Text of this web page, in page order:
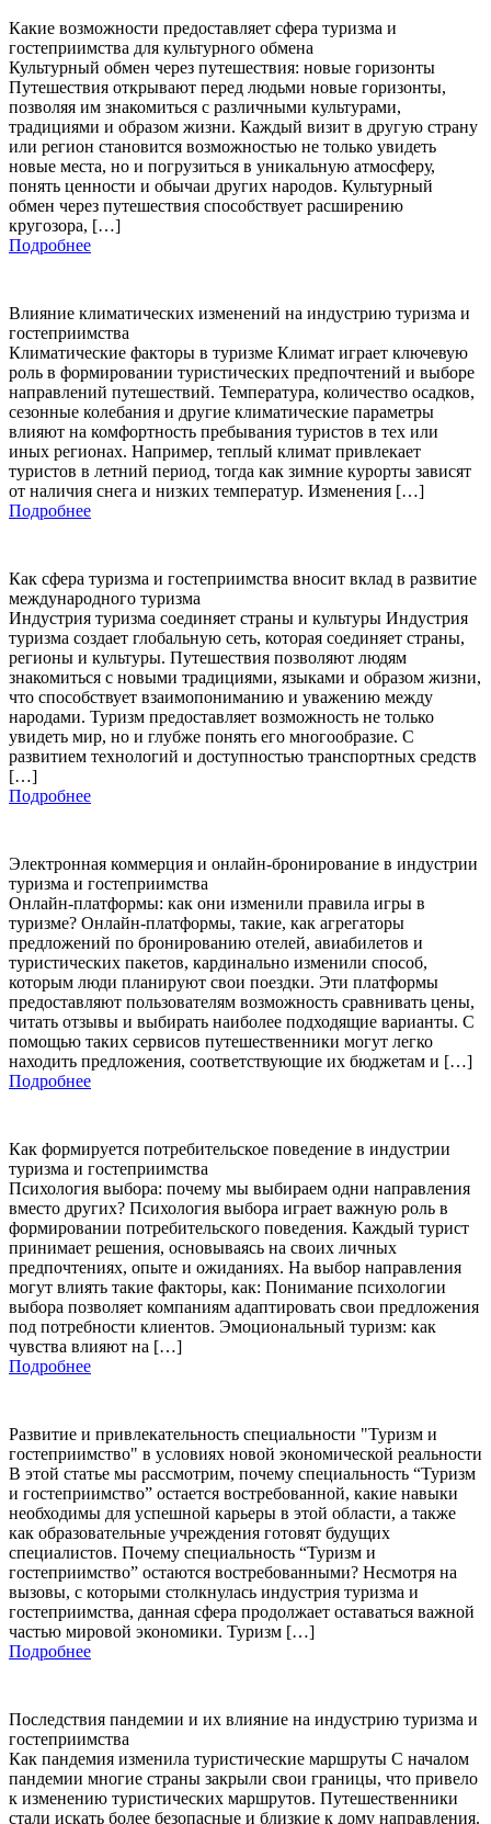
Какие возможности предоставляет сфера туризма и
гостеприимства для культурного обмена
Культурный обмен через путешествия: новые горизонты
Путешествия открывают перед людьми новые горизонты,
позволяя им знакомиться с различными культурами,
традициями и образом жизни. Каждый визит в другую страну
или регион становится возможностью не только увидеть
новые места, но и погрузиться в уникальную атмосферу,
понять ценности и обычаи других народов. Культурный
обмен через путешествия способствует расширению
кругозора, […]
Подробнее
Влияние климатических изменений на индустрию туризма и
гостеприимства
Климатические факторы в туризме Климат играет ключевую
роль в формировании туристических предпочтений и выборе
направлений путешествий. Температура, количество осадков,
сезонные колебания и другие климатические параметры
влияют на комфортность пребывания туристов в тех или
иных регионах. Например, теплый климат привлекает
туристов в летний период, тогда как зимние курорты зависят
от наличия снега и низких температур. Изменения […]
Подробнее
Как сфера туризма и гостеприимства вносит вклад в развитие
международного туризма
Индустрия туризма соединяет страны и культуры Индустрия
туризма создает глобальную сеть, которая соединяет страны,
регионы и культуры. Путешествия позволяют людям
знакомиться с новыми традициями, языками и образом жизни,
что способствует взаимопониманию и уважению между
народами. Туризм предоставляет возможность не только
увидеть мир, но и глубже понять его многообразие. С
развитием технологий и доступностью транспортных средств
[…]
Подробнее
Электронная коммерция и онлайн-бронирование в индустрии
туризма и гостеприимства
Онлайн-платформы: как они изменили правила игры в
туризме? Онлайн-платформы, такие, как агрегаторы
предложений по бронированию отелей, авиабилетов и
туристических пакетов, кардинально изменили способ,
которым люди планируют свои поездки. Эти платформы
предоставляют пользователям возможность сравнивать цены,
читать отзывы и выбирать наиболее подходящие варианты. С
помощью таких сервисов путешественники могут легко
находить предложения, соответствующие их бюджетам и […]
Подробнее
Как формируется потребительское поведение в индустрии
туризма и гостеприимства
Психология выбора: почему мы выбираем одни направления
вместо других? Психология выбора играет важную роль в
формировании потребительского поведения. Каждый турист
принимает решения, основываясь на своих личных
предпочтениях, опыте и ожиданиях. На выбор направления
могут влиять такие факторы, как: Понимание психологии
выбора позволяет компаниям адаптировать свои предложения
под потребности клиентов. Эмоциональный туризм: как
чувства влияют на […]
Подробнее
Развитие и привлекательность специальности "Туризм и
гостеприимство" в условиях новой экономической реальности
В этой статье мы рассмотрим, почему специальность “Туризм
и гостеприимство” остается востребованной, какие навыки
необходимы для успешной карьеры в этой области, а также
как образовательные учреждения готовят будущих
специалистов. Почему специальность “Туризм и
гостеприимство” остаются востребованными? Несмотря на
вызовы, с которыми столкнулась индустрия туризма и
гостеприимства, данная сфера продолжает оставаться важной
частью мировой экономики. Туризм […]
Подробнее
Последствия пандемии и их влияние на индустрию туризма и
гостеприимства
Как пандемия изменила туристические маршруты С началом
пандемии многие страны закрыли свои границы, что привело
к изменению туристических маршрутов. Путешественники
стали искать более безопасные и близкие к дому направления.